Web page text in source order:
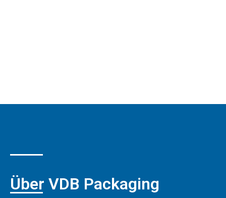
Über VDB Packaging